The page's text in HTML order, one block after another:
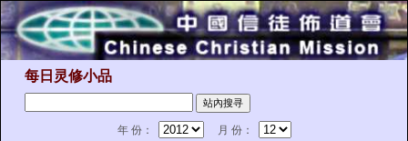
每日灵修小品
年 份：
月 份：